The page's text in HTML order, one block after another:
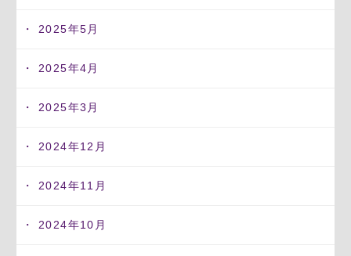
2025年5月
2025年4月
2025年3月
2024年12月
2024年11月
2024年10月